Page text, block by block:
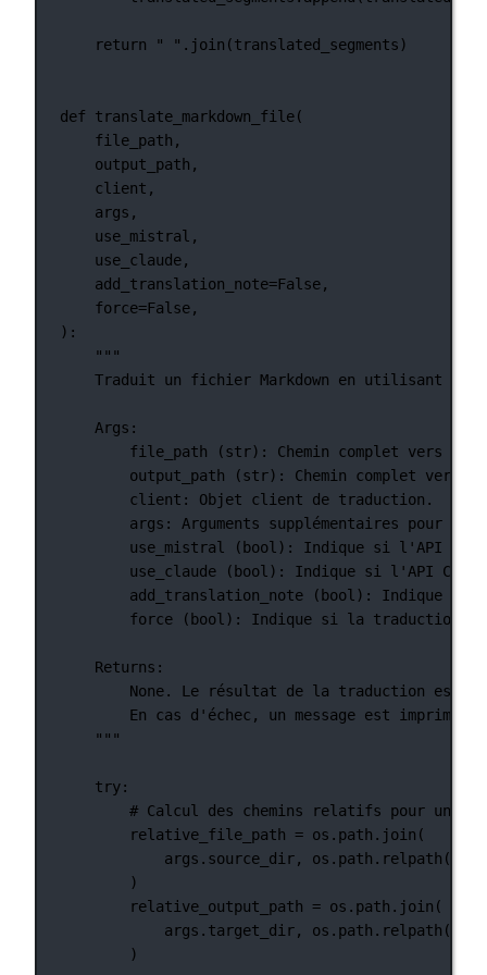
return " " .join(translated_segments)
def translate_markdown_file(
file_path,
output_path,
client,
args,
use_mistral,
use_claude,
add_translation_note=False,
force=False,
):
"""
Traduit un fichier Markdown en utilisant les
Args:
file_path (str): Chemin complet vers le
output_path (str): Chemin complet
client: Objet client de traduction.
args: Arguments supplémentaires pour la
use_mistral (bool): Indique si l'API
use_claude (bool): Indique si l'API
add_translation_note (bool): Indique si
force (bool): Indique si la traduction
Returns:
None. Le résultat de la traduction est
En cas d'échec, un message est
"""
try:
# Calcul des chemins relatifs pour un
relative_file_path = os.path.join(
args.source_dir,
)
relative_output_path = os.path.join(
args.target_dir,
)